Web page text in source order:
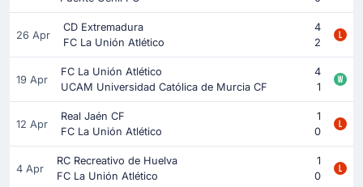
26 Apr
CD Extremadura
4
FC La Unión Atlético
2
19 Apr
FC La Unión Atlético
4
UCAM Universidad Católica de Murcia CF
1
12 Apr
Real Jaén CF
1
FC La Unión Atlético
0
4 Apr
RC Recreativo de Huelva
1
FC La Unión Atlético
0